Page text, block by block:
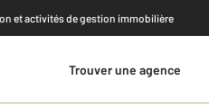
et activités de gestion immobilière
Trouver une agence